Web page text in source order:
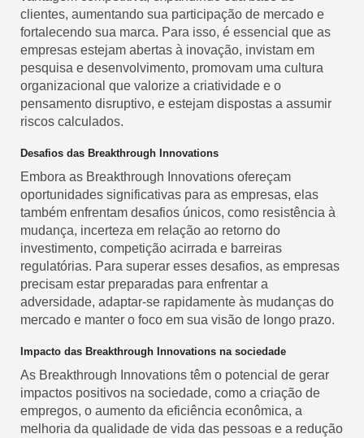
clientes, aumentando sua participação de mercado e
fortalecendo sua marca. Para isso, é essencial que as
empresas estejam abertas à inovação, invistam em
pesquisa e desenvolvimento, promovam uma cultura
organizacional que valorize a criatividade e o
pensamento disruptivo, e estejam dispostas a assumir
riscos calculados.
Desafios das Breakthrough Innovations
Embora as Breakthrough Innovations ofereçam
oportunidades significativas para as empresas, elas
também enfrentam desafios únicos, como resistência à
mudança, incerteza em relação ao retorno do
investimento, competição acirrada e barreiras
regulatórias. Para superar esses desafios, as empresas
precisam estar preparadas para enfrentar a
adversidade, adaptar-se rapidamente às mudanças do
mercado e manter o foco em sua visão de longo prazo.
Impacto das Breakthrough Innovations na sociedade
As Breakthrough Innovations têm o potencial de gerar
impactos positivos na sociedade, como a criação de
empregos, o aumento da eficiência econômica, a
melhoria da qualidade de vida das pessoas e a redução